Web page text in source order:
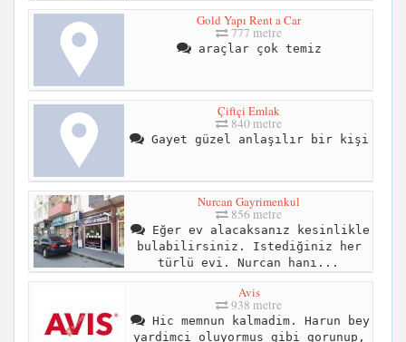
Gold Yapı Rent a Car
777 metre
araçlar çok temiz
Çiftçi Emlak
840 metre
Gayet güzel anlaşılır bir kişi
Nurcan Gayrimenkul
856 metre
Eğer ev alacaksanız kesinlikle
bulabilirsiniz. Istediğiniz her
türlü evi. Nurcan hanı...
Avis
938 metre
Hic memnun kalmadim. Harun bey
yardimci oluyormus gibi gorunup,